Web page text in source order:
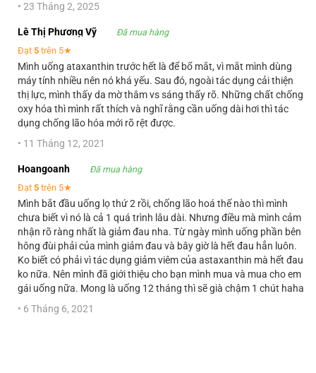
• 23 Tháng 2, 2025
Lê Thị Phương Vỹ
Đã mua hàng
Đạt 5 trên 5★
Mình uống ataxanthin trước hết là để bổ mắt, vì mắt mình dùng
máy tính nhiều nên nó khá yếu. Sau đó, ngoài tác dụng cải thiện
thị lực, mình thấy da mờ thâm vs sáng thấy rõ. Những chất chống
oxy hóa thì mình rất thích và nghĩ rằng cần uống dài hơi thì tác
dụng chống lão hóa mới rõ rệt được.
• 11 Tháng 12, 2021
Hoangoanh
Đã mua hàng
Đạt 5 trên 5★
Mình bắt đầu uống lọ thứ 2 rồi, chống lão hoá thế nào thì mình
chưa biết vì nó là cả 1 quá trình lâu dài. Nhưng điều mà mình cảm
nhận rõ ràng nhất là giảm đau nha. Từ ngày mình uống phần bên
hông đùi phải của mình giảm đau và bây giờ là hết đau hẳn luôn.
Ko biết có phải vì tác dụng giảm viêm của astaxanthin mà hết đau
ko nữa. Nên mình đã giới thiệu cho bạn mình mua và mua cho em
gái uống nữa. Mong là uống 12 tháng thì sẽ già chậm 1 chút haha
• 6 Tháng 6, 2021